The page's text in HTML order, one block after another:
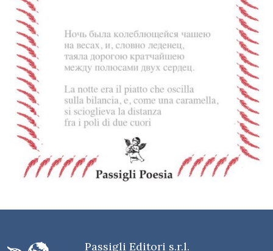
Passigli Editori s.r.l.